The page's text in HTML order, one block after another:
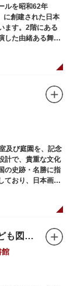
ルを昭和62年
に創建された日本
ます。2階にある
した由緒ある舞台
及び庭園を、記念
計で、貴重な文化
の史跡・名勝に指
ており、日本画本
国立国会図書館国際子ども図書館
館